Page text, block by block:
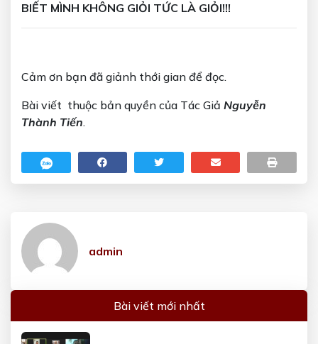
BIẾT MÌNH KHÔNG GIỎI TỨC LÀ GIỎI!!!
Cảm ơn bạn đã giảnh thới gian để đọc.
Bài viết thuộc bản quyền của Tác Giả Nguyễn
Thành Tiến.
admin
Bài viết mới nhất